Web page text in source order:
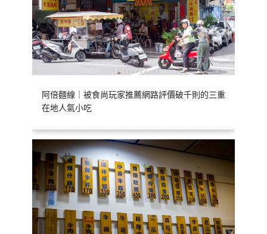
阿倍麵線｜被食尚玩家推薦網路評價破千則的三重
在地人氣小吃